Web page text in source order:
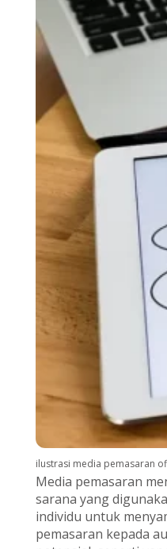
ilustrasi media pemasaran
Media pemasaran
sarana yang
individu untuk
pemasaran kepada